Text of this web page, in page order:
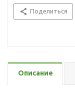
Поделиться
Описание